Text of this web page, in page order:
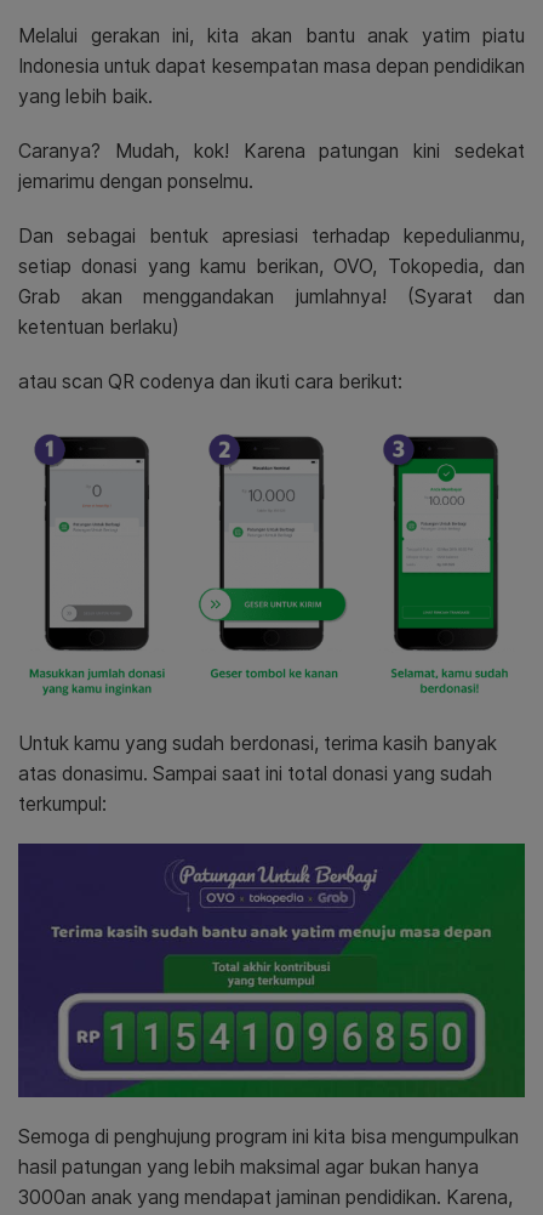
Melalui gerakan ini, kita akan bantu anak yatim piatu
Indonesia untuk dapat kesempatan masa depan pendidikan
yang lebih baik.
Caranya? Mudah, kok! Karena patungan kini sedekat
jemarimu dengan ponselmu.
Dan sebagai bentuk apresiasi terhadap kepedulianmu,
setiap donasi yang kamu berikan, OVO, Tokopedia, dan
Grab akan menggandakan jumlahnya! (Syarat dan
ketentuan berlaku)
atau scan QR codenya dan ikuti cara berikut:
Untuk kamu yang sudah berdonasi, terima kasih banyak
atas donasimu. Sampai saat ini total donasi yang sudah
terkumpul:
Semoga di penghujung program ini kita bisa mengumpulkan
hasil patungan yang lebih maksimal agar bukan hanya
3000an anak yang mendapat jaminan pendidikan. Karena,